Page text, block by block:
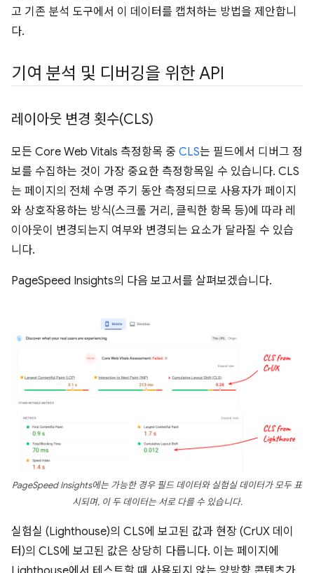
고 기존 분석 도구에서 이 데이터를 캡처하는 방법을 제안합니
다.
기여 분석 및 디버깅을 위한 API
레이아웃 변경 횟수(CLS)
모든 Core Web Vitals 측정항목 중 CLS는 필드에서 디버그 정
보를 수집하는 것이 가장 중요한 측정항목일 수 있습니다. CLS
는 페이지의 전체 수명 주기 동안 측정되므로 사용자가 페이지
와 상호작용하는 방식(스크롤 거리, 클릭한 항목 등)에 따라 레
이아웃이 변경되는지 여부와 변경되는 요소가 달라질 수 있습
니다.
PageSpeed Insights의 다음 보고서를 살펴보겠습니다.
PageSpeed Insights에는 가능한 경우 필드 데이터와 실험실 데이터가 모두 표
시되며, 이 두 데이터는 서로 다를 수 있습니다.
실험실 (Lighthouse)의 CLS에 보고된 값과 현장 (CrUX 데이
터)의 CLS에 보고된 값은 상당히 다릅니다. 이는 페이지에